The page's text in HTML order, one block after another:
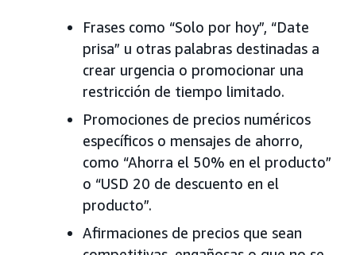
Frases como “Solo por hoy”, “Date
prisa” u otras palabras destinadas a
crear urgencia o promocionar una
restricción de tiempo limitado.
Promociones de precios numéricos
específicos o mensajes de ahorro,
como “Ahorra el 50% en el producto”
o “USD 20 de descuento en el
producto”.
Afirmaciones de precios que sean